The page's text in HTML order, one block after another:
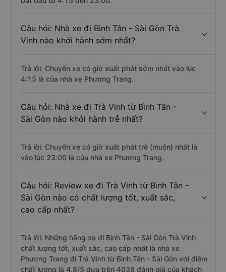
Câu hỏi: Nhà xe đi Bình Tân - Sài Gòn Trà
Vinh nào khởi hành sớm nhất?
Trả lời: Chuyến xe có giờ xuất phát sớm nhất vào lúc
4:15 là của nhà xe Phương Trang.
Câu hỏi: Nhà xe đi Trà Vinh từ Bình Tân -
Sài Gòn nào khởi hành trễ nhất?
Trả lời: Chuyến xe có giờ xuất phát trễ (muộn) nhất là
vào lúc 23:00 là của nhà xe Phương Trang.
Câu hỏi: Review xe đi Trà Vinh từ Bình Tân -
Sài Gòn nào có chất lượng tốt, xuất sắc,
cao cấp nhất?
Trả lời: Những hãng xe đi Bình Tân - Sài Gòn Trà Vinh
chất lượng tốt, xuất sắc, cao cấp nhất là nhà xe
Phương Trang đi Trà Vinh từ Bình Tân - Sài Gòn với điểm
chất lượng là 4.8/5 dựa trên 4038 đánh giá của khách